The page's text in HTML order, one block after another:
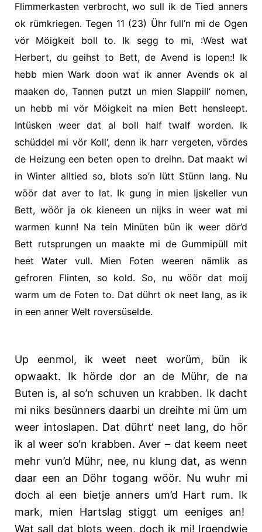
Flimmerkasten verbrocht, wo sull ik de Tied anners
ok rümkriegen. Tegen 11 (23) Ühr full’n mi de Ogen
vör Möigkeit boll to. Ik segg to mi, :West wat
Herbert, du geihst to Bett, de Avend is lopen:! Ik
hebb mien Wark doon wat ik anner Avends ok al
maaken do, Tannen putzt un mien Slappill‘ nomen,
un hebb mi vör Möigkeit na mien Bett hensleept.
Intüsken weer dat al boll half twalf worden. Ik
schüddel mi vör Koll‘, denn ik harr vergeten, vördes
de Heizung een beten open to dreihn. Dat maakt wi
in Winter alltied so, blots so’n lütt Stünn lang. Nu
wöör dat aver to lat. Ik gung in mien Ijskeller vun
Bett, wöör ja ok kieneen un nijks in weer wat mi
warmen kunn! Na tein Minüten bün ik weer dör’d
Bett rutsprungen un maakte mi de Gummipüll mit
heet Water vull. Mien Foten weeren nämlik as
gefroren Flinten, so kold. So, nu wöör dat moij
warm um de Foten to. Dat dührt ok neet lang, as ik
in een anner Welt roversüselde.
Up eenmol, ik weet neet worüm, bün ik
opwaakt. Ik hörde dor an de Mühr, de na
Buten is, al so’n schuven un krabben. Ik dacht
mi niks besünners daarbi un dreihte mi üm um
weer intoslapen. Dat dührt‘ neet lang, do hör
ik al weer so‘n krabben. Aver – dat keem neet
mehr vun’d Mühr, nee, nu klung dat, as wenn
daar een an Döhr togang wöör. Nu wuhr mi
doch al een bietje anners um’d Hart rum. Ik
mark, mien Hartslag stiggt um eeniges an!
Wat sall dat blots ween, doch ik mi! Irgendwie